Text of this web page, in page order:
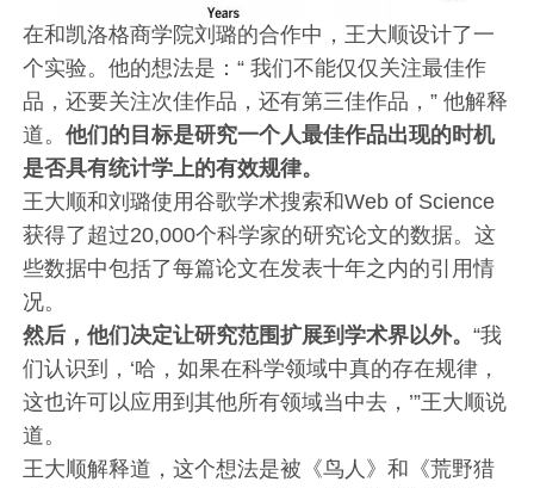
在和凯洛格商学院刘璐的合作中，王大顺设计了一
个实验。他的想法是：“ 我们不能仅仅关注最佳作
品，还要关注次佳作品，还有第三佳作品，” 他解释
道。他们的目标是研究一个人最佳作品出现的时机
是否具有统计学上的有效规律。
王大顺和刘璐使用谷歌学术搜索和Web of Science
获得了超过20,000个科学家的研究论文的数据。这
些数据中包括了每篇论文在发表十年之内的引用情
况。
然后，他们决定让研究范围扩展到学术界以外。“我
们认识到，‘哈，如果在科学领域中真的存在规律，
这也许可以应用到其他所有领域当中去，’”王大顺说
道。
王大顺解释道，这个想法是被《鸟人》和《荒野猎